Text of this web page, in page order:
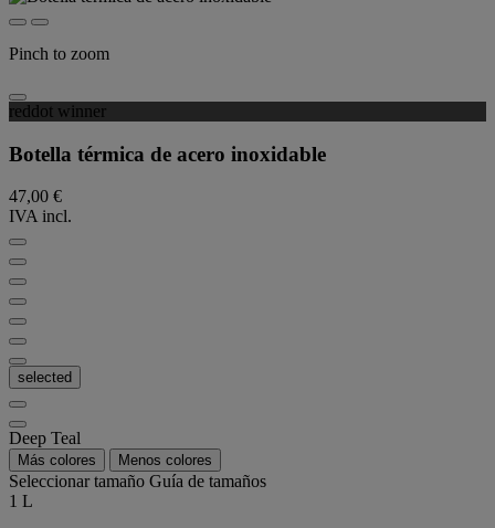
Pinch to zoom
reddot winner
Botella térmica de acero inoxidable
47,00 €
IVA incl.
selected
Deep Teal
Más colores Menos colores
Seleccionar tamaño Guía de tamaños
1 L